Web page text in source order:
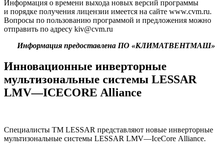
Информация о времени выхода новых версий программы
и порядке получения лицензии имеется на сайте www.cvm.ru.
Вопросы по пользованию программой и предложения можно
отправить по адресу kiv@cvm.ru
Информация предоставлена ПО «КЛИМАТВЕНТМАШ»
Инновационные инверторные
мультизональные системы LESSAR
LMV—ICECORE Alliance
Специалисты TM LESSAR представляют новые инверторные
мультизональные системы LESSAR LMV—IceCore Alliance.